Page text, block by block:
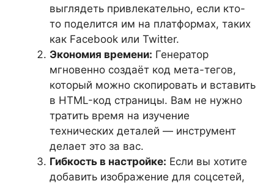
выглядеть привлекательно, если кто-
то поделится им на платформах, таких
как Facebook или Twitter.
Экономия времени: Генератор
мгновенно создаёт код мета-тегов,
который можно скопировать и вставить
в HTML-код страницы. Вам не нужно
тратить время на изучение
технических деталей — инструмент
делает это за вас.
Гибкость в настройке: Если вы хотите
добавить изображение для соцсетей,